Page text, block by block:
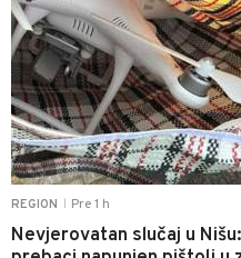
REGION Pre 1 h
Nevjerovatan slučaj u